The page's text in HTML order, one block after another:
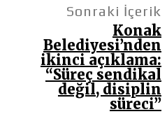
Sonraki İçerik
Konak
Belediyesi’nden
ikinci açıklama:
“Süreç sendikal
değil, disiplin
süreci”